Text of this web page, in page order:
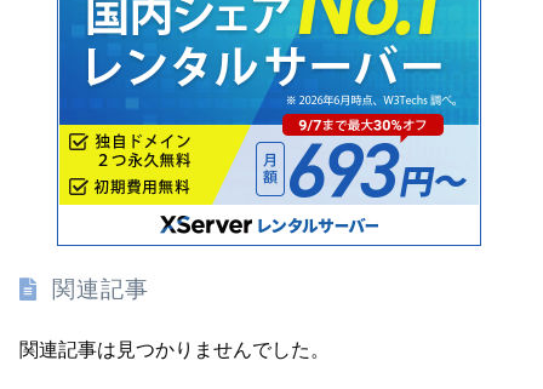
関連記事
関連記事は見つかりませんでした。